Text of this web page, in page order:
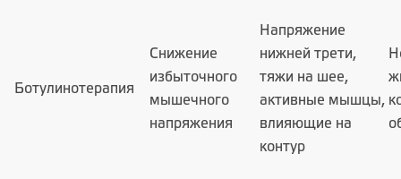
Ботулинотерапия
Снижение
избыточного
мышечного
напряжения
Напряжение
нижней трети,
тяжи на шее,
активные мышцы,
влияющие на
контур